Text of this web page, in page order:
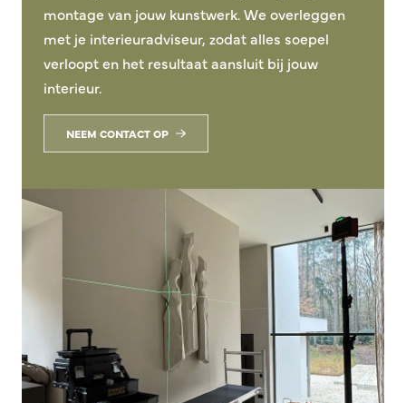
montage van jouw kunstwerk. We overleggen
met je interieuradviseur, zodat alles soepel
verloopt en het resultaat aansluit bij jouw
interieur.
NEEM CONTACT OP